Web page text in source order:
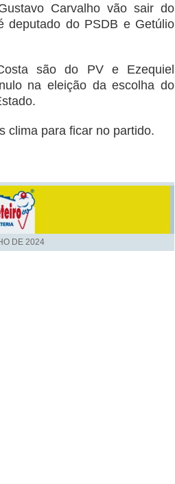
Carvalho vão sair do
deputado do PSDB e Getúlio
são do PV e Ezequiel
na eleição da escolha do
clima para ficar no partido.
DE 2024